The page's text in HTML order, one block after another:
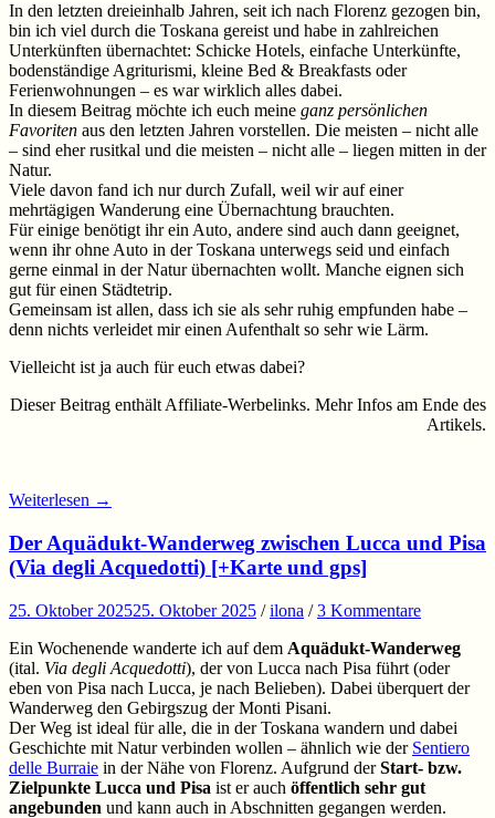
In den letzten dreieinhalb Jahren, seit ich nach Florenz gezogen bin,
bin ich viel durch die Toskana gereist und habe in zahlreichen
Unterkünften übernachtet: Schicke Hotels, einfache Unterkünfte,
bodenständige Agriturismi, kleine Bed & Breakfasts oder
Ferienwohnungen – es war wirklich alles dabei.
In diesem Beitrag möchte ich euch meine ganz persönlichen
Favoriten aus den letzten Jahren vorstellen. Die meisten – nicht alle
– sind eher rusitkal und die meisten – nicht alle – liegen mitten in der
Natur.
Viele davon fand ich nur durch Zufall, weil wir auf einer
mehrtägigen Wanderung eine Übernachtung brauchten.
Für einige benötigt ihr ein Auto, andere sind auch dann geeignet,
wenn ihr ohne Auto in der Toskana unterwegs seid und einfach
gerne einmal in der Natur übernachten wollt. Manche eignen sich
gut für einen Städtetrip.
Gemeinsam ist allen, dass ich sie als sehr ruhig empfunden habe –
denn nichts verleidet mir einen Aufenthalt so sehr wie Lärm.
Vielleicht ist ja auch für euch etwas dabei?
Dieser Beitrag enthält Affiliate-Werbelinks. Mehr Infos am Ende des
Artikels.
Weiterlesen →
Der Aquädukt-Wanderweg zwischen Lucca und Pisa
(Via degli Acquedotti) [+Karte und gps]
25. Oktober 202525. Oktober 2025 /ilona /3 Kommentare
Ein Wochenende wanderte ich auf dem Aquädukt-Wanderweg
(ital. Via degli Acquedotti), der von Lucca nach Pisa führt (oder
eben von Pisa nach Lucca, je nach Belieben). Dabei überquert der
Wanderweg den Gebirgszug der Monti Pisani.
Der Weg ist ideal für alle, die in der Toskana wandern und dabei
Geschichte mit Natur verbinden wollen – ähnlich wie der Sentiero
delle Burraie in der Nähe von Florenz. Aufgrund derStart- bzw.
Zielpunkte Lucca und Pisa ist er auch öffentlich sehr gut
angebunden und kann auch in Abschnitten gegangen werden.